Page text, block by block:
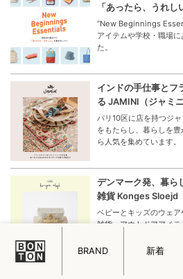
「あったら、うれし
“New Beginnings
アイテムや学校・職場
た。
インドの手仕事とフ
る JAMINI（ジャミニ
パリ10区に店を持つジ
をもたらし、暮らしを
ら人気を集めています。
デンマーク発、暮ら
雑貨 Konges Sloejd
ベビーとキッズのウェ
雑貨、アウトドアアイ
ご紹介。
パリのママが愛する
BRAND 新着